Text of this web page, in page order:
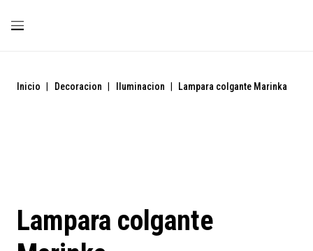
Inicio Decoracion Iluminacion Lampara colgante Marinka
Lampara colgante